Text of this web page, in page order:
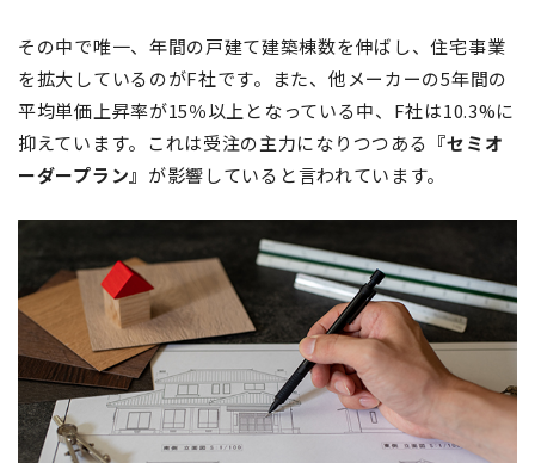
その中で唯一、年間の戸建て建築棟数を伸ばし、住宅事業
を拡大しているのがF社です。また、他メーカーの5年間の
平均単価上昇率が15％以上となっている中、F社は10.3%に
抑えています。これは受注の主力になりつつある 『セミオ
ーダープラン』 が影響していると言われています。